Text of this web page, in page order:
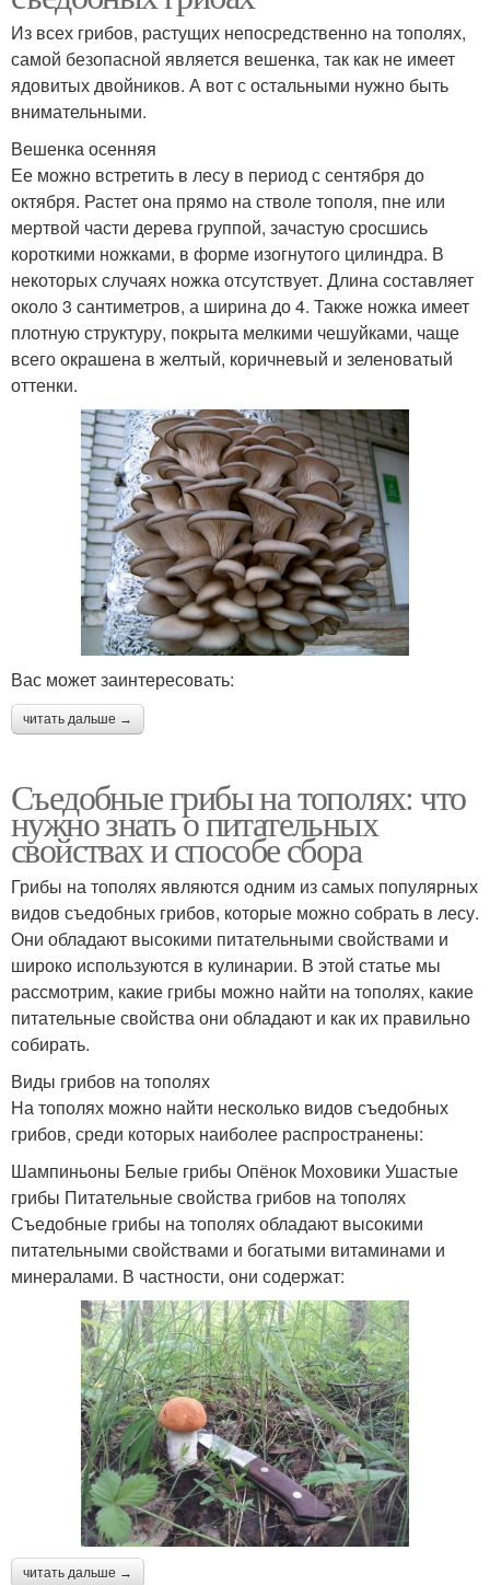
Из всех грибов, растущих непосредственно на тополях,
самой безопасной является вешенка, так как не имеет
ядовитых двойников. А вот с остальными нужно быть
внимательными.
Вешенка осенняя
Ее можно встретить в лесу в период с сентября до
октября. Растет она прямо на стволе тополя, пне или
мертвой части дерева группой, зачастую сросшись
короткими ножками, в форме изогнутого цилиндра. В
некоторых случаях ножка отсутствует. Длина составляет
около 3 сантиметров, а ширина до 4. Также ножка имеет
плотную структуру, покрыта мелкими чешуйками, чаще
всего окрашена в желтый, коричневый и зеленоватый
оттенки.
Вас может заинтересовать:
читать дальше →
Съедобные грибы на тополях: что
нужно знать о питательных
свойствах и способе сбора
Грибы на тополях являются одним из самых популярных
видов съедобных грибов, которые можно собрать в лесу.
Они обладают высокими питательными свойствами и
широко используются в кулинарии. В этой статье мы
рассмотрим, какие грибы можно найти на тополях, какие
питательные свойства они обладают и как их правильно
собирать.
Виды грибов на тополях
На тополях можно найти несколько видов съедобных
грибов, среди которых наиболее распространены:
Шампиньоны Белые грибы Опёнок Моховики Ушастые
грибы Питательные свойства грибов на тополях
Съедобные грибы на тополях обладают высокими
питательными свойствами и богатыми витаминами и
минералами. В частности, они содержат:
читать дальше →